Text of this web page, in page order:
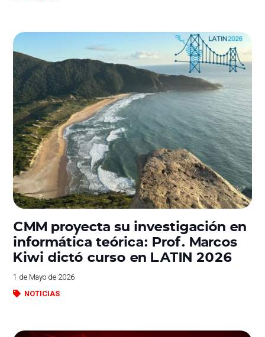
CMM proyecta su investigación en
informática teórica: Prof. Marcos
Kiwi dictó curso en LATIN 2026
1 de Mayo de 2026
NOTICIAS